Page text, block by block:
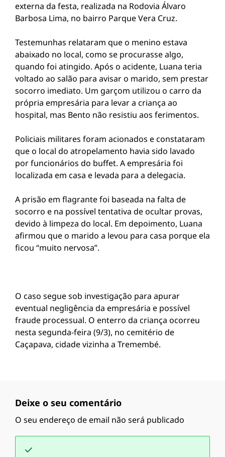
externa da festa, realizada na Rodovia Álvaro
Barbosa Lima, no bairro Parque Vera Cruz.
Testemunhas relataram que o menino estava
abaixado no local, como se procurasse algo,
quando foi atingido. Após o acidente, Luana teria
voltado ao salão para avisar o marido, sem prestar
socorro imediato. Um garçom utilizou o carro da
própria empresária para levar a criança ao
hospital, mas Bento não resistiu aos ferimentos.
Policiais militares foram acionados e constataram
que o local do atropelamento havia sido lavado
por funcionários do buffet. A empresária foi
localizada em casa e levada para a delegacia.
A prisão em flagrante foi baseada na falta de
socorro e na possível tentativa de ocultar provas,
devido à limpeza do local. Em depoimento, Luana
afirmou que o marido a levou para casa porque ela
ficou “muito nervosa”.
O caso segue sob investigação para apurar
eventual negligência da empresária e possível
fraude processual. O enterro da criança ocorreu
nesta segunda-feira (9/3), no cemitério de
Caçapava, cidade vizinha a Tremembé.
Deixe o seu comentário
O seu endereço de email não será publicado